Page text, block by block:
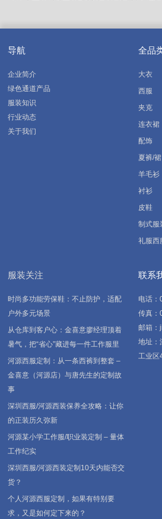
导航
企业简介
绿色通道产品
服装知识
行业动态
关于我们
全品
大衣
西服
夹克
连衣裙
配饰
夏裤/裙
羊毛衫
衬衫
皮鞋
制式服
礼服西
服装关注
时尚多功能劳保鞋：不止防护，适配
户外多元场景
从仓库到客户心：金喜意廖经理顶着
暑气，把“省心”藏进每一件工作服里
河源西服定制：从一条西裤到整套 –
金喜意（河源店）与唐先生的定制故
事
深圳西服/河源西装保养全攻略：让你
的正装历久弥新
河源某小学工作服/职业装定制 – 量体
工作纪实
深圳西服/河源西装定制10天内能否交
货？
个人河源西服定制，如果有特别要
求，又是如何定下来的？
联系
电话
传真：
邮箱：
地址：
工业区